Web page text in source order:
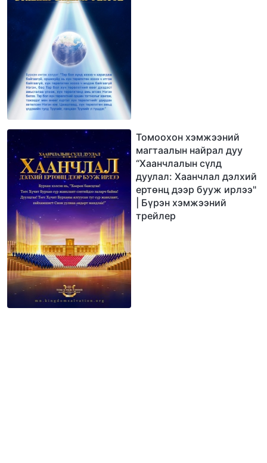
Томоохон хэмжээний
магтаалын найрал дуу
“Хаанчлалын сүлд
дуулал: Хаанчлал дэлхий
ертөнц дээр бууж ирлээ"
| Бүрэн хэмжээний
трейлер